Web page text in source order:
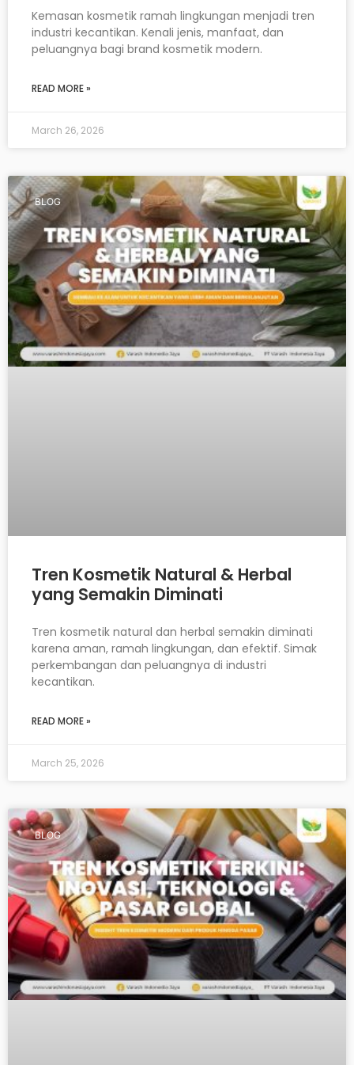
Kemasan kosmetik ramah lingkungan menjadi tren
industri kecantikan. Kenali jenis, manfaat, dan
peluangnya bagi brand kosmetik modern.
READ MORE »
March 26, 2026
BLOG
Tren Kosmetik Natural & Herbal
yang Semakin Diminati
Tren kosmetik natural dan herbal semakin diminati
karena aman, ramah lingkungan, dan efektif. Simak
perkembangan dan peluangnya di industri
kecantikan.
READ MORE »
March 25, 2026
BLOG